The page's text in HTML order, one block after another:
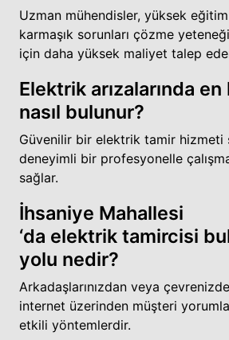
Uzman mühendisler, yüksek
karmaşık sorunları çözme
için daha yüksek maliyet talep
Elektrik arızalarında en
nasıl bulunur?
Güvenilir bir elektrik tamir hizmeti
deneyimli bir profesyonelle
sağlar.
İhsaniye Mahallesi
‘da elektrik tamircisi
yolu nedir?
Arkadaşlarınızdan veya
internet üzerinden müşteri
etkili yöntemlerdir.